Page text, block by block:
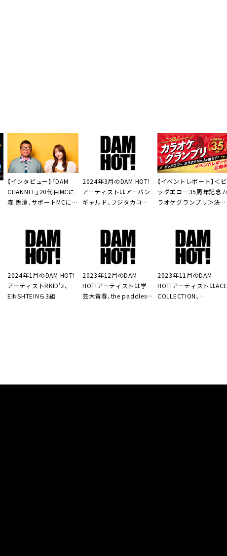
【インタビュー】「DAM
CHANNEL」20代目MCに
森 香澄、サポートMCにチ
せたら」
2024年3月のDAM HOT!
アーティストはアーバン
ギャルド、フジタカコら4
【イベントレポート】＜ビ
ッグエコー35周年記念カ
ラオケグランプリ＞決勝
2024年1月のDAM HOT!
アーティストRKID’z、
EINSHTEINら3組
2023年12月のDAM
HOT!アーティストは学
芸大青春、the paddlesら
2023年11月のDAM
HOT!アーティストはACE
COLLECTION、